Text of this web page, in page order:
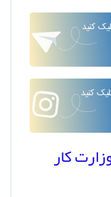
کنید
کنید
کار